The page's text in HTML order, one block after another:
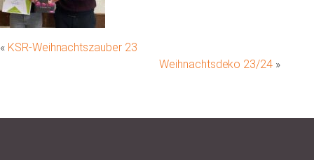
« KSR-Weihnachtszauber 23
Weihnachtsdeko 23/24 »